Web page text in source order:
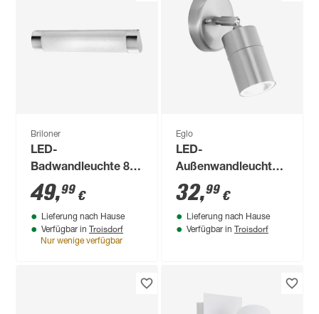
Briloner
LED-
Badwandleuchte 8
W 720 lm
neutralweiß 8,7 x 5,2
x 375 cm
49,99 €
Lieferung nach Hause
Verfügbar in Troisdorf
Nur wenige verfügbar
Eglo
LED-
Außenwandleuchte
'Stockholm 1' 4,6 W
400 lm warmweiß IP
44
32,99 €
Lieferung nach Hause
Verfügbar in Troisdorf